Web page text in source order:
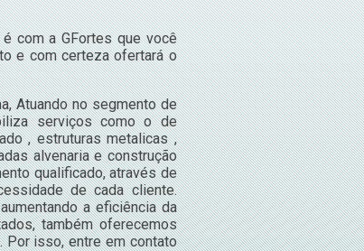
com a GFortes que você
e com certeza ofertará o
Atuando no segmento de
serviços como o de
, estruturas metalicas ,
alvenaria e construção
qualificado, através de
de cada cliente.
a eficiência da
também oferecemos
Por isso, entre em contato